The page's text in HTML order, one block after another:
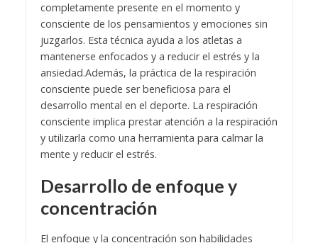
completamente presente en el momento y
consciente de los pensamientos y emociones sin
juzgarlos. Esta técnica ayuda a los atletas a
mantenerse enfocados y a reducir el estrés y la
ansiedad.Además, la práctica de la respiración
consciente puede ser beneficiosa para el
desarrollo mental en el deporte. La respiración
consciente implica prestar atención a la respiración
y utilizarla como una herramienta para calmar la
mente y reducir el estrés.
Desarrollo de enfoque y
concentración
El enfoque y la concentración son habilidades